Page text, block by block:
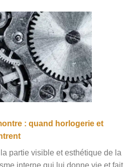
: quand horlogerie et
partie visible et esthétique de la
interne qui lui donne vie et fait